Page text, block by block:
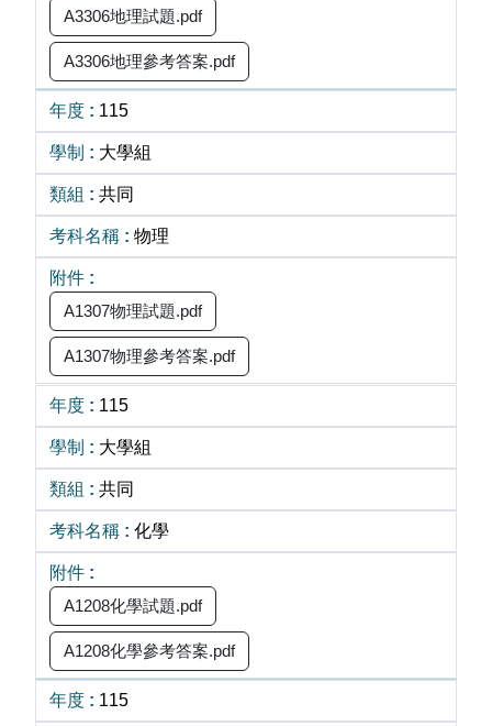
A3306地理試題.pdf
A3306地理參考答案.pdf
115
大學組
共同
物理
A1307物理試題.pdf
A1307物理參考答案.pdf
115
大學組
共同
化學
A1208化學試題.pdf
A1208化學參考答案.pdf
115